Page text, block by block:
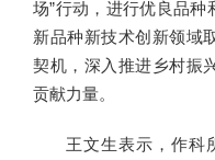
场”行动，进行优良品
新品种新技术创新领域
契机，深入推进乡村振
贡献力量。
王文生表示，作科